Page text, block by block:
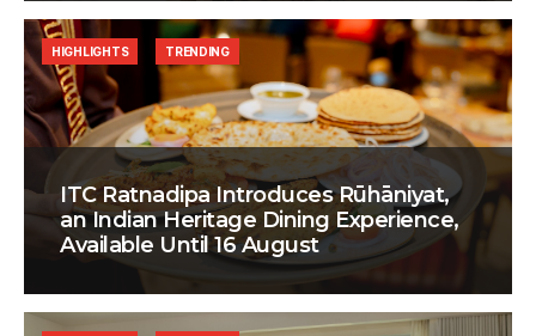
ITC Ratnadipa Introduces Rūhāniyat,
an Indian Heritage Dining Experience,
Available Until 16 August
HIGHLIGHTS TRENDING